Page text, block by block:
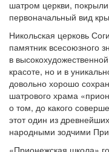
шатром церкви,
первоначальный вид
Никольская церковь
памятник всесоюзного
в
красоте, но и в
довольно хорошо
шатрового храма
о том, до какого
этот один из
народными зодчими
«Прионежская школа»